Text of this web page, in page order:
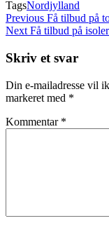
TagsNordjylland
Previous
Post
Previous Få tilbud på
Next
Next Få tilbud på
Skriv et svar
Din e-mailadresse vil
markeret med *
Kommentar *